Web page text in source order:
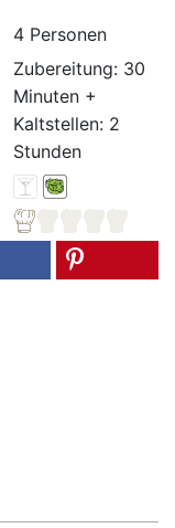
4 Personen
Zubereitung: 30
Minuten +
Kaltstellen: 2
Stunden